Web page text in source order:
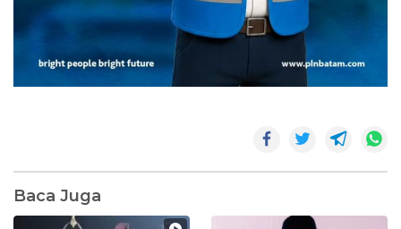
Baca Juga